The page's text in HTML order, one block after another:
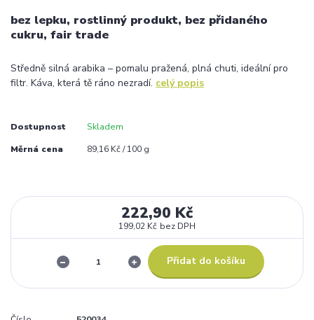
bez lepku, rostlinný produkt, bez přidaného
cukru, fair trade
Středně silná arabika – pomalu pražená, plná chuti, ideální pro
filtr. Káva, která tě ráno nezradí. celý popis
Dostupnost Skladem
Měrná cena 89,16 Kč / 100 g
222,90 Kč
199,02 Kč bez DPH
Přidat do košíku